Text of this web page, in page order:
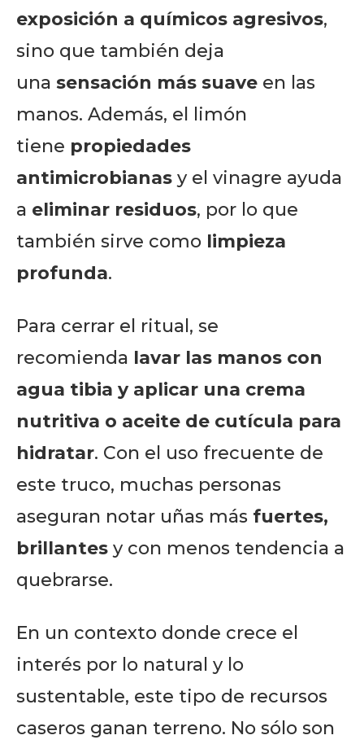
exposición a químicos agresivos,
sino que también deja
una sensación más suave en las
manos. Además, el limón
tiene propiedades
antimicrobianas y el vinagre ayuda
a eliminar residuos, por lo que
también sirve como limpieza
profunda.
Para cerrar el ritual, se
recomienda lavar las manos con
agua tibia y aplicar una crema
nutritiva o aceite de cutícula para
hidratar. Con el uso frecuente de
este truco, muchas personas
aseguran notar uñas más fuertes,
brillantes y con menos tendencia a
quebrarse.
En un contexto donde crece el
interés por lo natural y lo
sustentable, este tipo de recursos
caseros ganan terreno. No sólo son